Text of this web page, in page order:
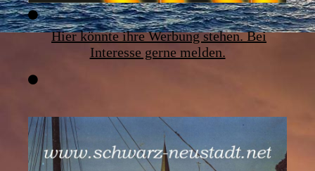
Hier könnte ihre Werbung stehen. Bei
Interesse gerne melden.